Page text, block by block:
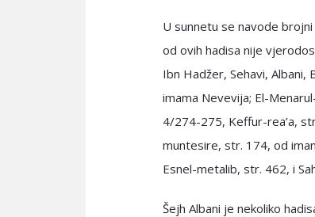
U sunnetu se navode brojni
od ovih hadisa nije
Ibn Hadžer, Sehavi,
imama Nevevija; El-
4/274-275, Keffur-rea’a,
muntesire, str. 174, od
Esnel-metalib, str. 462, i
Šejh Albani je nekoliko